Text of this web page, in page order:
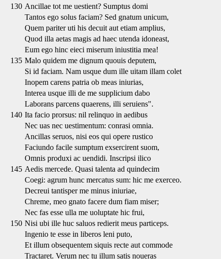
130 Ancillae tot me uestient? Sumptus domi
Tantos ego solus faciam? Sed gnatum unicum,
Quem pariter uti his decuit aut etiam amplius,
Quod illa aetas magis ad haec utenda idoneast,
Eum ego hinc eieci miserum iniustitia mea!
135 Malo quidem me dignum quouis deputem,
Si id faciam. Nam usque dum ille uitam illam colet
Inopem carens patria ob meas iniurias,
Interea usque illi de me supplicium dabo
Laborans parcens quaerens, illi seruiens".
140 Ita facio prorsus: nil relinquo in aedibus
Nec uas nec uestimentum: conrasi omnia.
Ancillas seruos, nisi eos qui opere rustico
Faciundo facile sumptum exsercirent suom,
Omnis produxi ac uendidi. Inscripsi ilico
145 Aedis mercede. Quasi talenta ad quindecim
Coegi: agrum hunc mercatus sum: hic me exerceo.
Decreui tantisper me minus iniuriae,
Chreme, meo gnato facere dum fiam miser;
Nec fas esse ulla me uoluptate hic frui,
150 Nisi ubi ille huc saluos redierit meus particeps.
Ingenio te esse in liberos leni puto,
Et illum obsequentem siquis recte aut commode
Tractaret. Verum nec tu illum satis noueras